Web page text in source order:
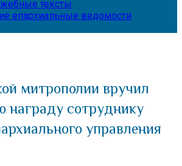
тексты
епархиальные ведомости
митрополии вручил
награду сотруднику
управления